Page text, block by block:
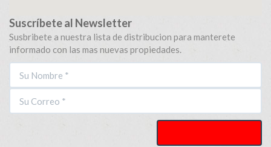
Suscríbete al Newsletter
Susbribete a nuestra lista de distribucion para manterete
informado con las mas nuevas propiedades.